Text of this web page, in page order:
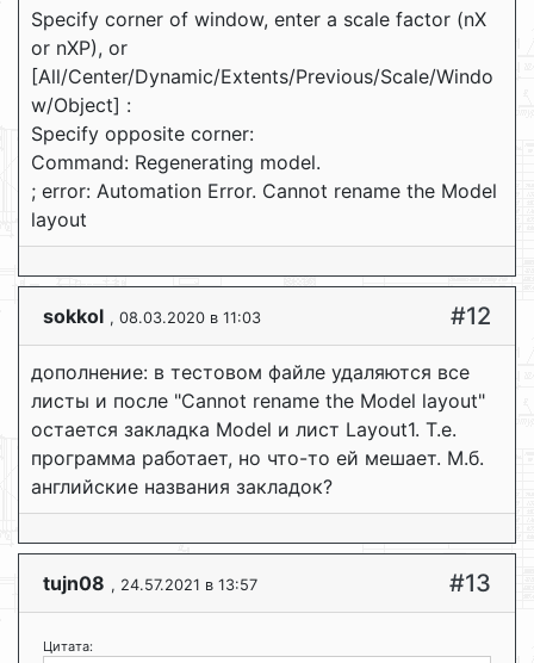
Specify corner of window, enter a scale factor (nX
or nXP), or
[All/Center/Dynamic/Extents/Previous/Scale/Windo
w/Object] :
Specify opposite corner:
Command: Regenerating model.
; error: Automation Error. Cannot rename the Model
layout
sokkol , 08.03.2020 в 11:03 #12
дополнение: в тестовом файле удаляются все
листы и после "Cannot rename the Model layout"
остается закладка Model и лист Layout1. Т.е.
программа работает, но что-то ей мешает. М.б.
английские названия закладок?
tujn08 , 24.57.2021 в 13:57 #13
Цитата: